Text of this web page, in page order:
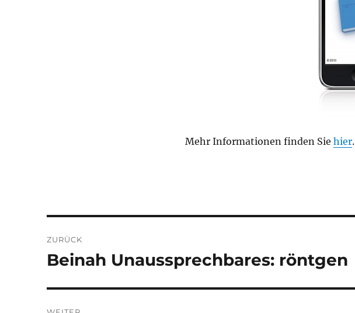
Mehr Informationen finden Sie hier.
ZURÜCK
Vorheriger
Beinah Unaussprechbares: röntgen